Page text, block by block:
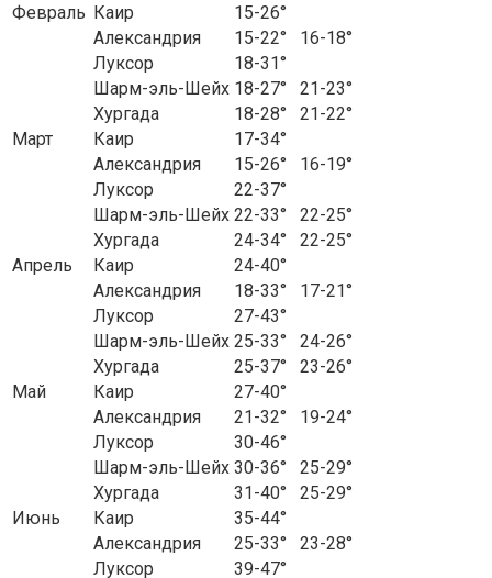
Февраль Каир
15-26°
Александрия
15-22°
16-18°
Луксор
18-31°
Март
Шарм-эль-Шейх 18-27°
21-23°
Хургада
18-28°
21-22°
Каир
17-34°
Александрия
15-26°
16-19°
Луксор
22-37°
Апрель
Шарм-эль-Шейх 22-33°
22-25°
Хургада
24-34°
22-25°
Каир
24-40°
Александрия
18-33°
17-21°
Луксор
27-43°
Май
Шарм-эль-Шейх 25-33°
24-26°
Хургада
25-37°
23-26°
Каир
27-40°
Александрия
21-32°
19-24°
Луксор
30-46°
Июнь
Шарм-эль-Шейх 30-36°
25-29°
Хургада
31-40°
25-29°
Каир
35-44°
Александрия
25-33°
23-28°
Луксор
39-47°